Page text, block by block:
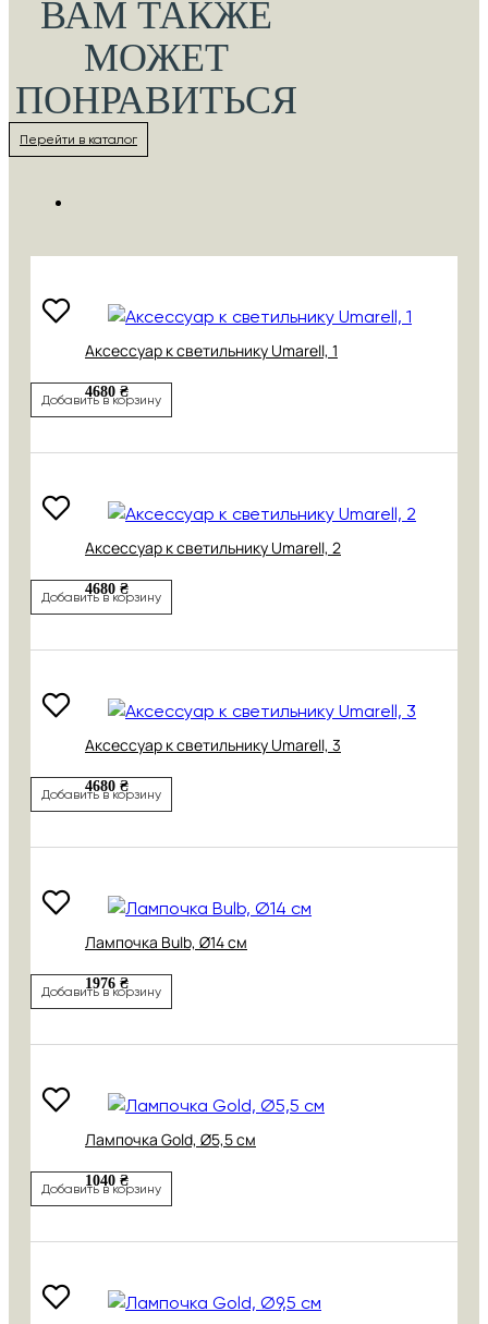
ВАМ ТАКЖЕ
МОЖЕТ
ПОНРАВИТЬСЯ
Перейти в каталог
Аксессуар к светильнику Umarell, 1
4680 ₴
Добавить в корзину
Аксессуар к светильнику Umarell, 2
4680 ₴
Добавить в корзину
Аксессуар к светильнику Umarell, 3
4680 ₴
Добавить в корзину
Лампочка Bulb, Ø14 см
1976 ₴
Добавить в корзину
Лампочка Gold, Ø5,5 см
1040 ₴
Добавить в корзину